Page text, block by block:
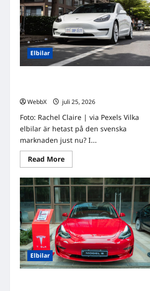
Elbilar
WebbX
juli 25, 2026
Foto: Rachel Claire | via Pexels Vilka
elbilar är hetast på den svenska
marknaden just nu? I...
Read MoreRead
more
Månadens
bäst
säljande
elbilar
i
Sverige
–
topp
3
jämförda
Elbilar